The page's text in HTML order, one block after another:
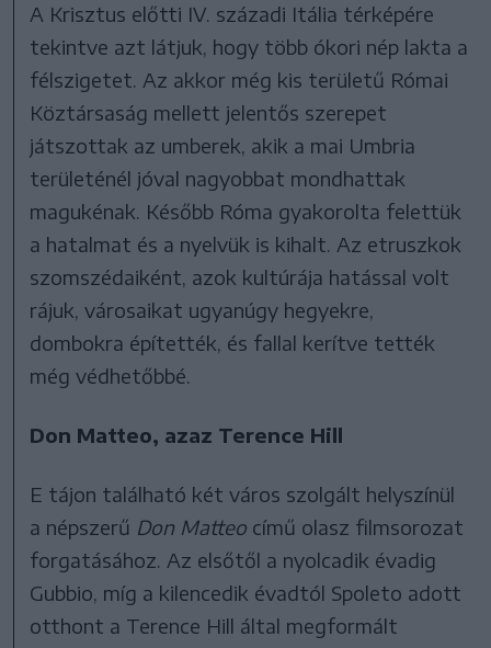
A Krisztus előtti IV. századi Itália térképére
tekintve azt látjuk, hogy több ókori nép lakta a
félszigetet. Az akkor még kis területű Római
Köztársaság mellett jelentős szerepet
játszottak az umberek, akik a mai Umbria
területénél jóval nagyobbat mondhattak
magukénak. Később Róma gyakorolta felettük
a hatalmat és a nyelvük is kihalt. Az etruszkok
szomszédaiként, azok kultúrája hatással volt
rájuk, városaikat ugyanúgy hegyekre,
dombokra építették, és fallal kerítve tették
még védhetőbbé.
Don Matteo, azaz Terence Hill
E tájon található két város szolgált helyszínül
a népszerű Don Matteo című olasz filmsorozat
forgatásához. Az elsőtől a nyolcadik évadig
Gubbio, míg a kilencedik évadtól Spoleto adott
otthont a Terence Hill által megformált